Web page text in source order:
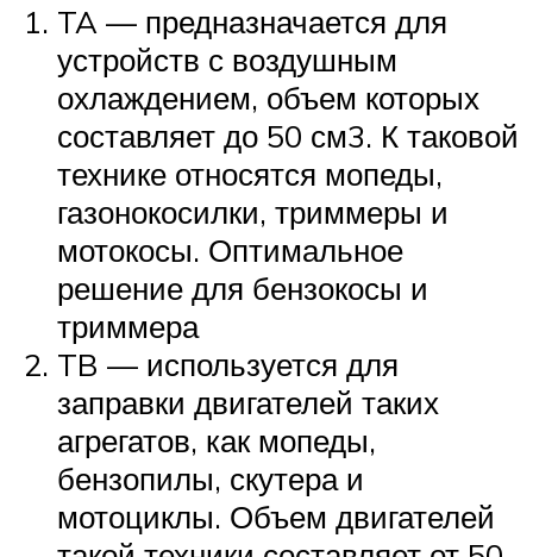
TA — предназначается для
устройств с воздушным
охлаждением, объем которых
составляет до 50 см3. К таковой
технике относятся мопеды,
газонокосилки, триммеры и
мотокосы. Оптимальное
решение для бензокосы и
триммера
TB — используется для
заправки двигателей таких
агрегатов, как мопеды,
бензопилы, скутера и
мотоциклы. Объем двигателей